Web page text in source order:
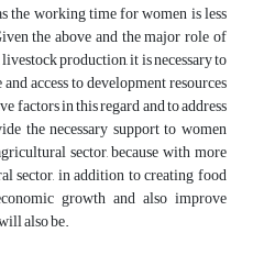
the working time for women is less
the above and the major role of
production, it is necessary to
access to development resources
factors in this regard and to address
the necessary support to women
sector, because with more
sector, in addition to creating food
growth and also improve
also be.